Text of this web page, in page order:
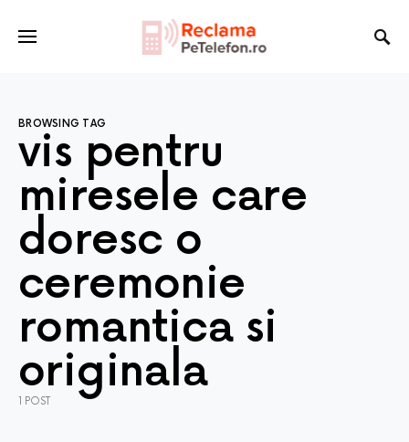
BROWSING TAG
vis pentru
miresele care
doresc o
ceremonie
romantica si
originala
1 POST